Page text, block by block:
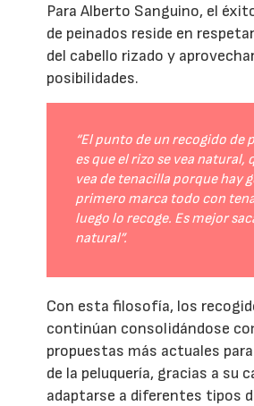
Para Alberto Sanguino, el
de peinados reside en
del cabello rizado y
posibilidades.
“El punto de un recogido de
es que el rizo se vea natural,
vea de tenacilla porque hay
primero marca todo con
luego lo recoge. Es mejor
natural”.
Con esta filosofía, los
continúan consolidándose
propuestas más actuales
de la peluquería, gracias a su
adaptarse a diferentes tipos